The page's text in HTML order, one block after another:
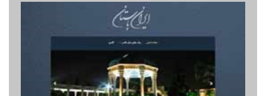
قالب - AAG01
پیش نمایش